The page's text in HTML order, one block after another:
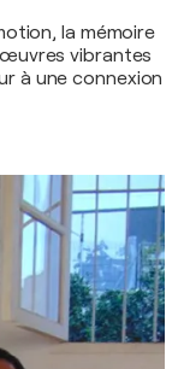
la mémoire
vibrantes
à une connexion